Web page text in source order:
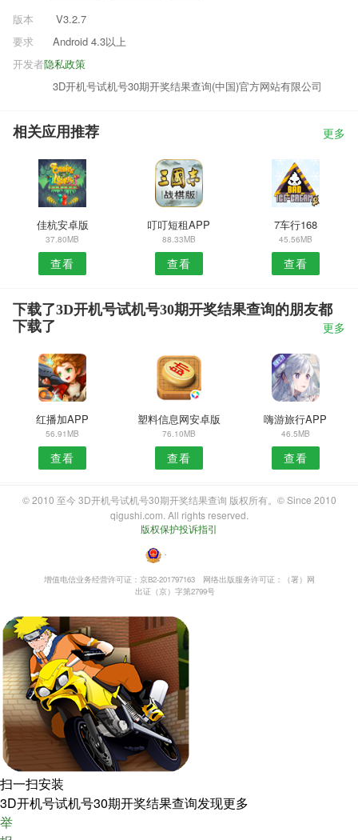
版本
V3.2.7
要求
Android 4.3以上
隐私政策
开发者
3D开机号试机号30期开奖结果查询(中国)官方网站有限公司
相关应用推荐 更多
佳杭安卓版
37.80MB
查看
叮叮短租APP
88.33MB
查看
7车行168
45.56MB
查看
下载了3D开机号试机号30期开奖结果查询的朋友都
下载了
更多
红播加APP
56.91MB
查看
塑料信息网安卓版
76.10MB
查看
嗨游旅行APP
46.5MB
查看
© 2010 至今 3D开机号试机号30期开奖结果查询 版权所有。© Since 2010
qigushi.com. All rights reserved.
版权保护投诉指引
・
增值电信业务经营许可证：京B2-201797163
网络出版服务许可证：（署）网
出证（京）字第2799号
扫一扫安装
3D开机号试机号30期开奖结果查询发现更多
举